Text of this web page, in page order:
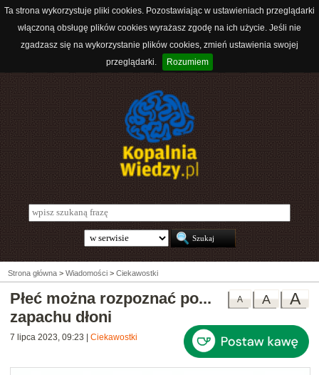
Ta strona wykorzystuje pliki cookies. Pozostawiając w ustawieniach przeglądarki
włączoną obsługę plików cookies wyrażasz zgodę na ich użycie. Jeśli nie
zgadzasz się na wykorzystanie plików cookies, zmień ustawienia swojej
przeglądarki.
Rozumiem
Strona główna > Wiadomości > Ciekawostki
A
A
A
Płeć można rozpoznać po...
zapachu dłoni
7 lipca 2023, 09:23 Ciekawostki